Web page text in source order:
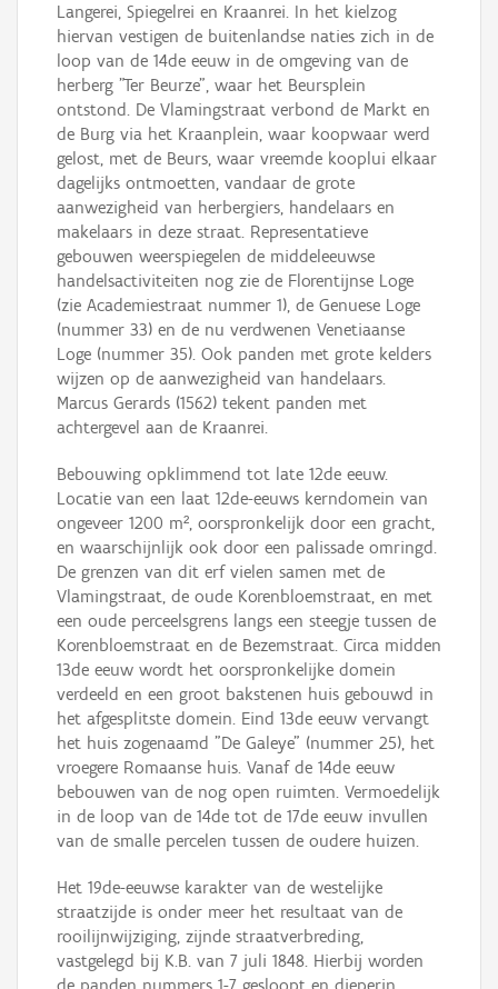
Langerei, Spiegelrei en Kraanrei. In het kielzog
hiervan vestigen de buitenlandse naties zich in de
loop van de 14de eeuw in de omgeving van de
herberg "Ter Beurze", waar het Beursplein
ontstond. De Vlamingstraat verbond de Markt en
de Burg via het Kraanplein, waar koopwaar werd
gelost, met de Beurs, waar vreemde kooplui elkaar
dagelijks ontmoetten, vandaar de grote
aanwezigheid van herbergiers, handelaars en
makelaars in deze straat. Representatieve
gebouwen weerspiegelen de middeleeuwse
handelsactiviteiten nog zie de Florentijnse Loge
(zie Academiestraat nummer 1), de Genuese Loge
(nummer 33) en de nu verdwenen Venetiaanse
Loge (nummer 35). Ook panden met grote kelders
wijzen op de aanwezigheid van handelaars.
Marcus Gerards (1562) tekent panden met
achtergevel aan de Kraanrei.
Bebouwing opklimmend tot late 12de eeuw.
Locatie van een laat 12de-eeuws kerndomein van
ongeveer 1200 m², oorspronkelijk door een gracht,
en waarschijnlijk ook door een palissade omringd.
De grenzen van dit erf vielen samen met de
Vlamingstraat, de oude Korenbloemstraat, en met
een oude perceelsgrens langs een steegje tussen de
Korenbloemstraat en de Bezemstraat. Circa midden
13de eeuw wordt het oorspronkelijke domein
verdeeld en een groot bakstenen huis gebouwd in
het afgesplitste domein. Eind 13de eeuw vervangt
het huis zogenaamd "De Galeye" (nummer 25), het
vroegere Romaanse huis. Vanaf de 14de eeuw
bebouwen van de nog open ruimten. Vermoedelijk
in de loop van de 14de tot de 17de eeuw invullen
van de smalle percelen tussen de oudere huizen.
Het 19de-eeuwse karakter van de westelijke
straatzijde is onder meer het resultaat van de
rooilijnwijziging, zijnde straatverbreding,
vastgelegd bij K.B. van 7 juli 1848. Hierbij worden